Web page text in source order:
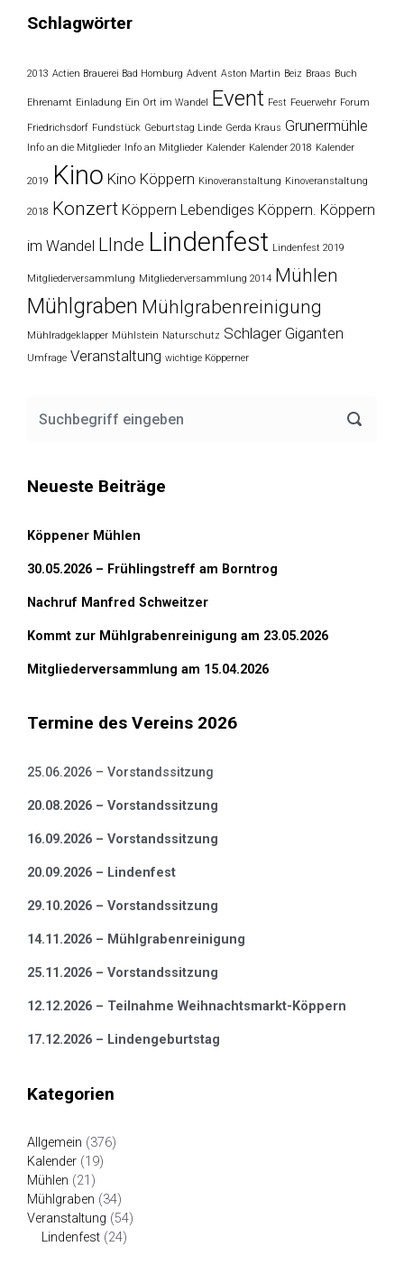
Schlagwörter
2013 Actien Brauerei Bad Homburg Advent Aston Martin Beiz Braas Buch
Ehrenamt Einladung Ein Ort im Wandel Event Fest Feuerwehr Forum
Friedrichsdorf Fundstück Geburtstag Linde Gerda Kraus Grunermühle
Info an die Mitglieder Info an Mitglieder Kalender Kalender 2018 Kalender
2019 Kino Kino Köppern Kinoveranstaltung Kinoveranstaltung
2018 Konzert Köppern Lebendiges Köppern. Köppern
im Wandel LInde Lindenfest Lindenfest 2019
Mitgliederversammlung Mitgliederversammlung 2014 Mühlen
Mühlgraben Mühlgrabenreinigung
Mühlradgeklapper Mühlstein Naturschutz Schlager Giganten
Umfrage Veranstaltung wichtige Köpperner
Neueste Beiträge
Köppener Mühlen
30.05.2026 – Frühlingstreff am Borntrog
Nachruf Manfred Schweitzer
Kommt zur Mühlgrabenreinigung am 23.05.2026
Mitgliederversammlung am 15.04.2026
Termine des Vereins 2026
25.06.2026 – Vorstandssitzung
20.08.2026 – Vorstandssitzung
16.09.2026 – Vorstandssitzung
20.09.2026 – Lindenfest
29.10.2026 – Vorstandssitzung
14.11.2026 – Mühlgrabenreinigung
25.11.2026 – Vorstandssitzung
12.12.2026 – Teilnahme Weihnachtsmarkt-Köppern
17.12.2026 – Lindengeburtstag
Kategorien
Allgemein (376)
Kalender (19)
Mühlen (21)
Mühlgraben (34)
Veranstaltung (54)
Lindenfest (24)